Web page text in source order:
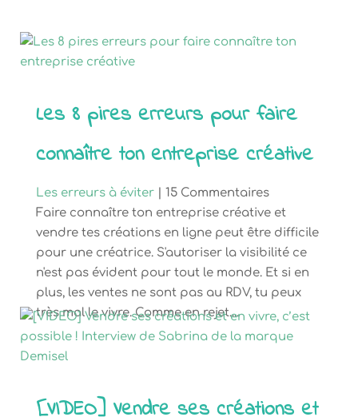
Les 8 pires erreurs pour faire
connaître ton entreprise créative
Les erreurs à éviter| 15 Commentaires
Faire connaître ton entreprise créative et
vendre tes créations en ligne peut être difficile
pour une créatrice. S'autoriser la visibilité ce
n'est pas évident pour tout le monde. Et si en
plus, les ventes ne sont pas au RDV, tu peux
très mal le vivre. Comme en rejet....
[VIDEO] Vendre ses créations et